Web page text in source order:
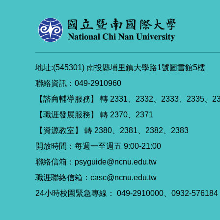
地址:(545301) 南投縣埔里鎮大學路1號圖書館5樓
聯絡資訊：049-2910960
【諮商輔導服務】 轉 2331、2332、2333、2335、
【職涯發展服務】 轉 2370、2371
【資源教室】 轉 2380、2381、2382、2383
開放時間：每週一至週五 9:00-21:00
聯絡信箱：psyguide@ncnu.edu.tw
職涯聯絡信箱：casc@ncnu.edu.tw
24小時校園緊急專線： 049-2910000、0932-576184